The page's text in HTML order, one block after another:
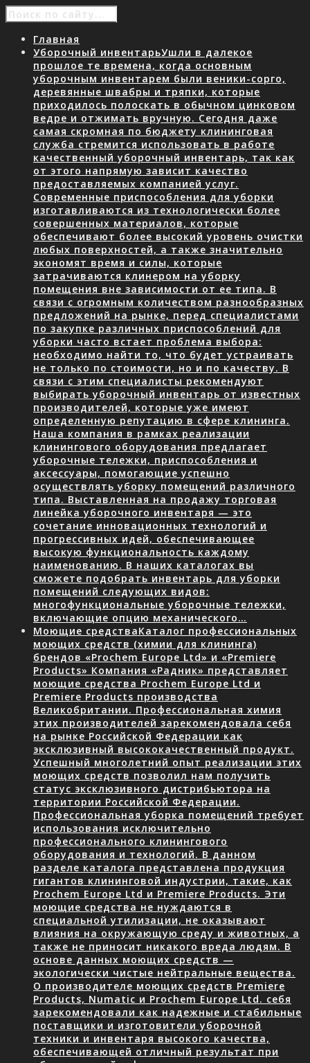
Главная
Уборочный инвентарьУшли в далекое
прошлое те времена, когда основным
уборочным инвентарем были веники-сорго,
деревянные швабры и тряпки, которые
приходилось полоскать в обычном цинковом
ведре и отжимать вручную. Сегодня даже
самая скромная по бюджету клининговая
служба стремится использовать в работе
качественный уборочный инвентарь, так как
от этого напрямую зависит качество
предоставляемых компанией услуг.
Современные приспособления для уборки
изготавливаются из технологически более
совершенных материалов, которые
обеспечивают более высокий уровень очистки
любых поверхностей, а также значительно
экономят время и силы, которые
затрачиваются клинером на уборку
помещения вне зависимости от ее типа. В
связи с огромным количеством разнообразных
предложений на рынке, перед специалистами
по закупке различных приспособлений для
уборки часто встает проблема выбора:
необходимо найти то, что будет устраивать
не только по стоимости, но и по качеству. В
связи с этим специалисты рекомендуют
выбирать уборочный инвентарь от известных
производителей, которые уже имеют
определенную репутацию в сфере клининга.
Наша компания в рамках реализации
клинингового оборудования предлагает
уборочные тележки, приспособления и
аксессуары, помогающие успешно
осуществлять уборку помещений различного
типа. Выставленная на продажу торговая
линейка уборочного инвентаря — это
сочетание инновационных технологий и
прогрессивных идей, обеспечивающее
высокую функциональность каждому
наименованию. В наших каталогах вы
сможете подобрать инвентарь для уборки
помещений следующих видов:
многофункциональные уборочные тележки,
включающие опцию механического…
Моющие средстваКаталог профессиональных
моющих средств (химии для клининга)
брендов «Prochem Europe Ltd» и «Premiere
Products» Компания «Радник» представляет
моющие средства Prochem Europe Ltd и
Premiere Products производства
Великобритании. Профессиональная химия
этих производителей зарекомендовала себя
на рынке Российской Федерации как
эксклюзивный высококачественный продукт.
Успешный многолетний опыт реализации этих
моющих средств позволил нам получить
статус эксклюзивного дистрибьютора на
территории Российской Федерации.
Профессиональная уборка помещений требует
использования исключительно
профессионального клинингового
оборудования и технологий. В данном
разделе каталога представлена продукция
гигантов клининговой индустрии, такие, как
Prochem Europe Ltd и Premiere Products. Эти
моющие средства не нуждаются в
специальной утилизации, не оказывают
влияния на окружающую среду и животных, а
также не приносит никакого вреда людям. В
основе данных моющих средств —
экологически чистые нейтральные вещества.
О производителе моющих средств Premiere
Products, Numatic и Prochem Europe Ltd. себя
зарекомендовали как надежные и стабильные
поставщики и изготовители уборочной
техники и инвентаря высокого качества,
обеспечивающей отличный результат при